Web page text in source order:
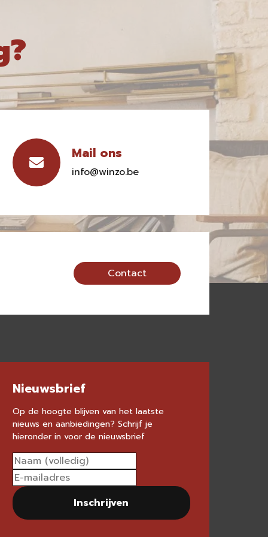
Mail ons
info@winzo.be
Contact
Nieuwsbrief
Op de hoogte blijven van het laatste
nieuws en aanbiedingen? Schrijf je
hieronder in voor de nieuwsbrief
Inschrijven